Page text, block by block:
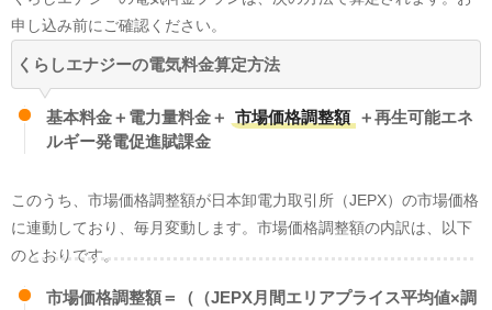
申し込み前にご確認ください。
くらしエナジーの電気料金算定方法
基本料金＋電力量料金＋ 市場価格調整額 ＋再生可能エネ
ルギー発電促進賦課金
このうち、市場価格調整額が日本卸電力取引所（JEPX）の市場価格
に連動しており、毎月変動します。市場価格調整額の内訳は、以下
のとおりです。
市場価格調整額＝（（JEPX月間エリアプライス平均値×調